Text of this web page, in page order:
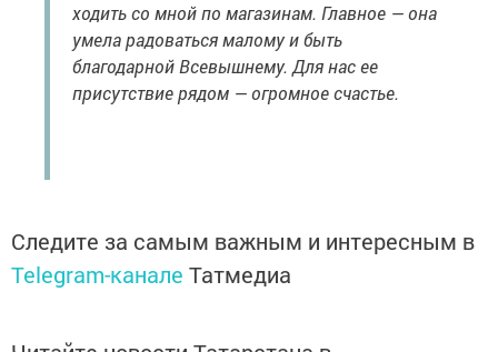
ходить со мной по магазинам. Главное — она
умела радоваться малому и быть
благодарной Всевышнему. Для нас ее
присутствие рядом — огромное счастье.
Следите за самым важным и интересным в
Telegram-канале Татмедиа